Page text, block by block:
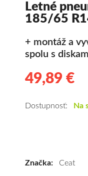
Letné
185/65
+ montáž a
spolu s
49,89 €
Dostupnosť: Na
Značka: Ceat